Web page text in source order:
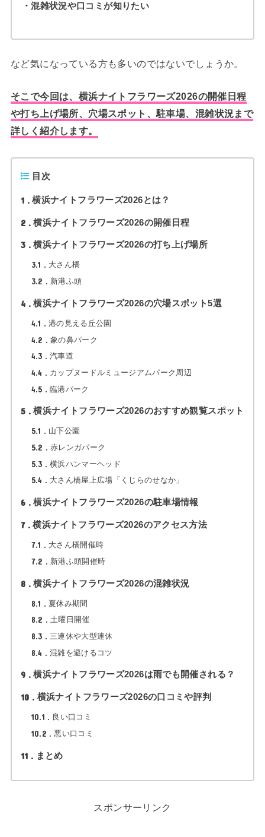
・混雑状況や口コミが知りたい
など気になっている方も多いのではないでしょうか。
そこで今回は、横浜ナイトフラワーズ2026の開催日程
や打ち上げ場所、穴場スポット、駐車場、混雑状況まで
詳しく紹介します。
目次
1 横浜ナイトフラワーズ2026とは？
2 横浜ナイトフラワーズ2026の開催日程
3 横浜ナイトフラワーズ2026の打ち上げ場所
3.1 大さん橋
3.2 新港ふ頭
4 横浜ナイトフラワーズ2026の穴場スポット5選
4.1 港の見える丘公園
4.2 象の鼻パーク
4.3 汽車道
4.4 カップヌードルミュージアムパーク周辺
4.5 臨港パーク
5 横浜ナイトフラワーズ2026のおすすめ観覧スポット
5.1 山下公園
5.2 赤レンガパーク
5.3 横浜ハンマーヘッド
5.4 大さん橋屋上広場「くじらのせなか」
6 横浜ナイトフラワーズ2026の駐車場情報
7 横浜ナイトフラワーズ2026のアクセス方法
7.1 大さん橋開催時
7.2 新港ふ頭開催時
8 横浜ナイトフラワーズ2026の混雑状況
8.1 夏休み期間
8.2 土曜日開催
8.3 三連休や大型連休
8.4 混雑を避けるコツ
9 横浜ナイトフラワーズ2026は雨でも開催される？
10 横浜ナイトフラワーズ2026の口コミや評判
10.1 良い口コミ
10.2 悪い口コミ
11 まとめ
スポンサーリンク